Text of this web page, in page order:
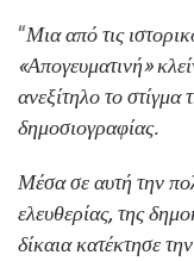
“Μια από τις
«Απογευματινή»
ανεξίτηλο το
δημοσιογραφίας.
Μέσα σε αυτή την
ελευθερίας, της
δίκαια κατέκτησε